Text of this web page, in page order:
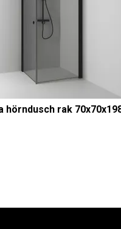
hörndusch rak